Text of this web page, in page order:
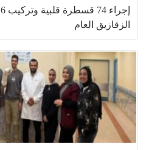
الزقازيق العام